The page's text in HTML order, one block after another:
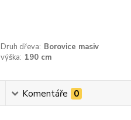
Druh dřeva: Borovice masiv
výška: 190 cm
Komentáře 0